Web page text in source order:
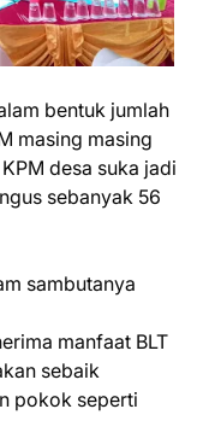
bentuk jumlah
masing masing
desa suka jadi
sebanyak 56
sambutanya
manfaat BLT
sebaik
pokok seperti